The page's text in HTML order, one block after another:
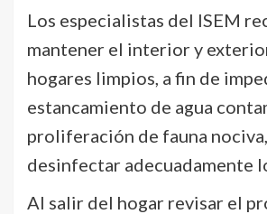
Los especialistas del ISEM
mantener el interior y
hogares limpios, a fin de
estancamiento de agua
proliferación de fauna
desinfectar adecuadamente
Al salir del hogar revisar el